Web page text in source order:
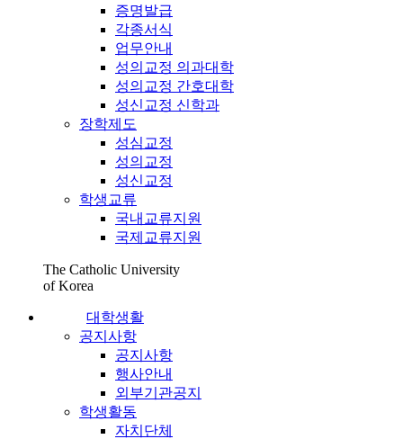
증명발급
각종서식
업무안내
성의교정 의과대학
성의교정 간호대학
성신교정 신학과
장학제도
성심교정
성의교정
성신교정
학생교류
국내교류지원
국제교류지원
The Catholic University
of Korea
대학생활
공지사항
공지사항
행사안내
외부기관공지
학생활동
자치단체